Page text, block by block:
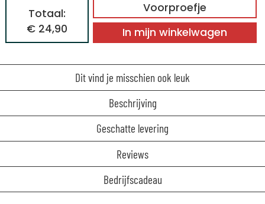
Voorproefje
Totaal:
€ 24,90
In mijn winkelwagen
Dit vind je misschien ook leuk
Beschrijving
Geschatte levering
Reviews
Bedrijfscadeau